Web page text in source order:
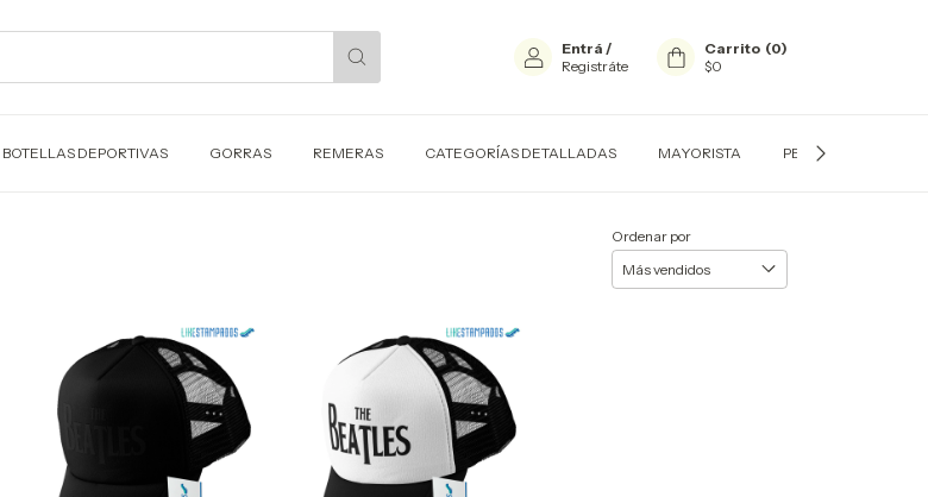
Entrá /
Registráte
Carrito (0)
$0
BOTELLAS DEPORTIVAS GORRAS REMERAS CATEGORÍAS DETALLADAS MAYORISTA PERSONALIZADOS
Ordenar por